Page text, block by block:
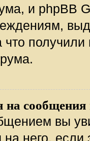
и phpBB
что
сообщения
вы
него,